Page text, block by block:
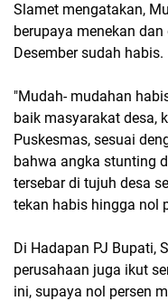
Slamet mengatakan,
berupaya menekan
Desember sudah habis.
"Mudah- mudahan
baik masyarakat desa,
Puskesmas, sesuai
bahwa angka stunting
tersebar di tujuh desa
tekan habis hingga nol
Di Hadapan PJ Bupati,
perusahaan juga ikut
ini, supaya nol persen